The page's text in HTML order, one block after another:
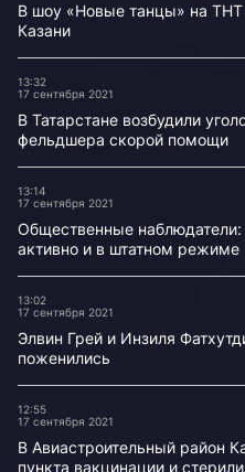
В шоу «Новые танцы» на ТНТ
Казани
13:32
17 сентября 2021
В Татарстане возбудили
фельдшера скорой помощи
13:14
17 сентября 2021
Общественные
активно и в штатном режиме
13:02
17 сентября 2021
Элвин Грей и Инзиля
поженились
12:55
17 сентября 2021
В Авиастроительный район
пункта вакцинации и